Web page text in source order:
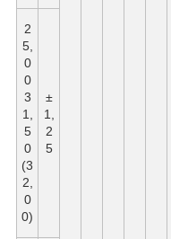
2
5,
0
0
3
1,
5
0
(3
2,
0
0)
±
1,
2
5